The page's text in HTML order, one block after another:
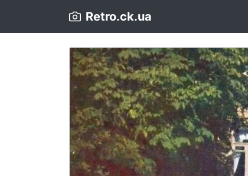
Retro.ck.ua